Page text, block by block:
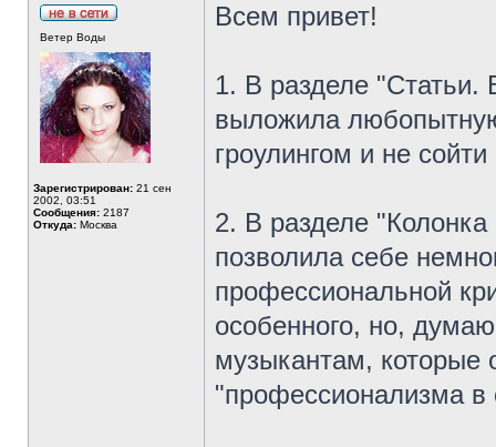
Ветер Воды
Зарегистрирован: 21 сен
2002, 03:51
Сообщения: 2187
Откуда: Москва
Всем привет!
1. В разделе "Статьи.
выложила
гроулингом и не
2. В разделе
позволила себе
профессиональной
особенного, но,
музыкантам, которые
"профессионализма в